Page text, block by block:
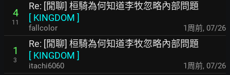
4
11
Re: [閒聊] 桓騎為何知道李牧忽略內部問題
[ KINGDOM ]
fallcolor 1周前, 07/26
1
3
Re: [閒聊] 桓騎為何知道李牧忽略內部問題
[ KINGDOM ]
itachi6060 1周前, 07/26